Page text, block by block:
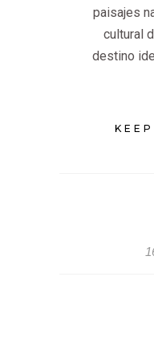
paisajes
cultural
destino